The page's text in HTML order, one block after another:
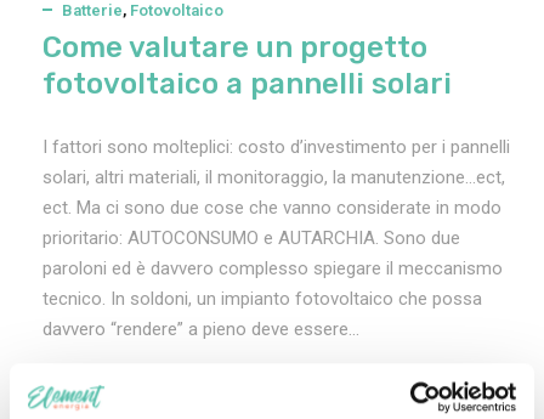
Batterie, Fotovoltaico
Come valutare un progetto
fotovoltaico a pannelli solari
I fattori sono molteplici: costo d’investimento per i pannelli
solari, altri materiali, il monitoraggio, la manutenzione…ect,
ect. Ma ci sono due cose che vanno considerate in modo
prioritario: AUTOCONSUMO e AUTARCHIA. Sono due
paroloni ed è davvero complesso spiegare il meccanismo
tecnico. In soldoni, un impianto fotovoltaico che possa
davvero “rendere” a pieno deve essere...